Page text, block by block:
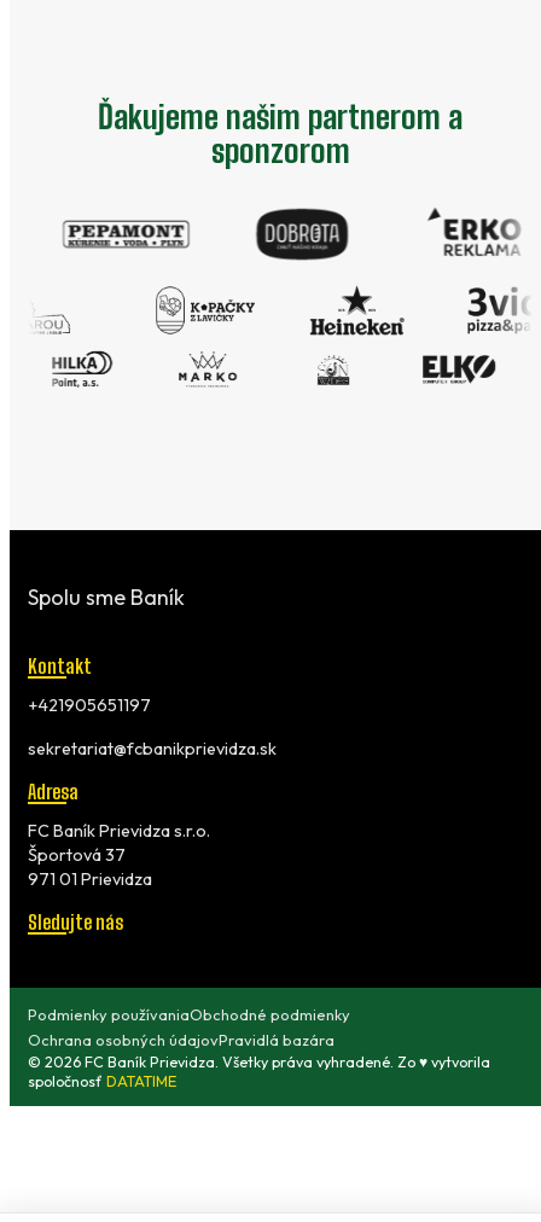
Ďakujeme našim partnerom a
sponzorom
Spolu sme Baník
Kontakt
+421905651197
sekretariat@fcbanikprievidza.sk
Adresa
FC Baník Prievidza s.r.o.
Športová 37
971 01 Prievidza
Sledujte nás
© 2026 FC Baník Prievidza. Všetky práva vyhradené. Zo ♥ vytvorila
spoločnosť DATATIME
Podmienky používaniaObchodné podmienky
Ochrana osobných údajovPravidlá bazára